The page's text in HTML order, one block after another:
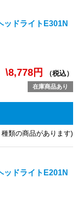
ッドライトE301N
\8,778円 （税込）
在庫商品あり
類の商品があります)
ッドライトE201N